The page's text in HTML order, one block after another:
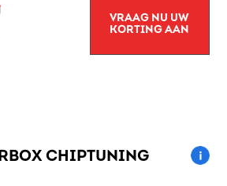
VRAAG NU UW
KORTING AAN
CHIPTUNING